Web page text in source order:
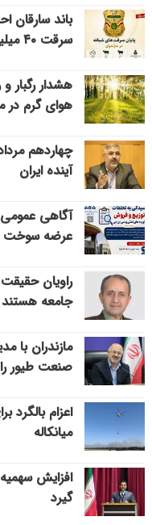
باند سارقان
سرقت ۴۰ میلیارد ریالی
هشدار رگبار
هوای گرم در
چهاردهم
آینده ایران
آگاهی
عرضه سوخت
راویان
جامعه هستند
مازندران با
صنعت طیور
اعزام بالگرد
میانکاله
افزایش
گیرد